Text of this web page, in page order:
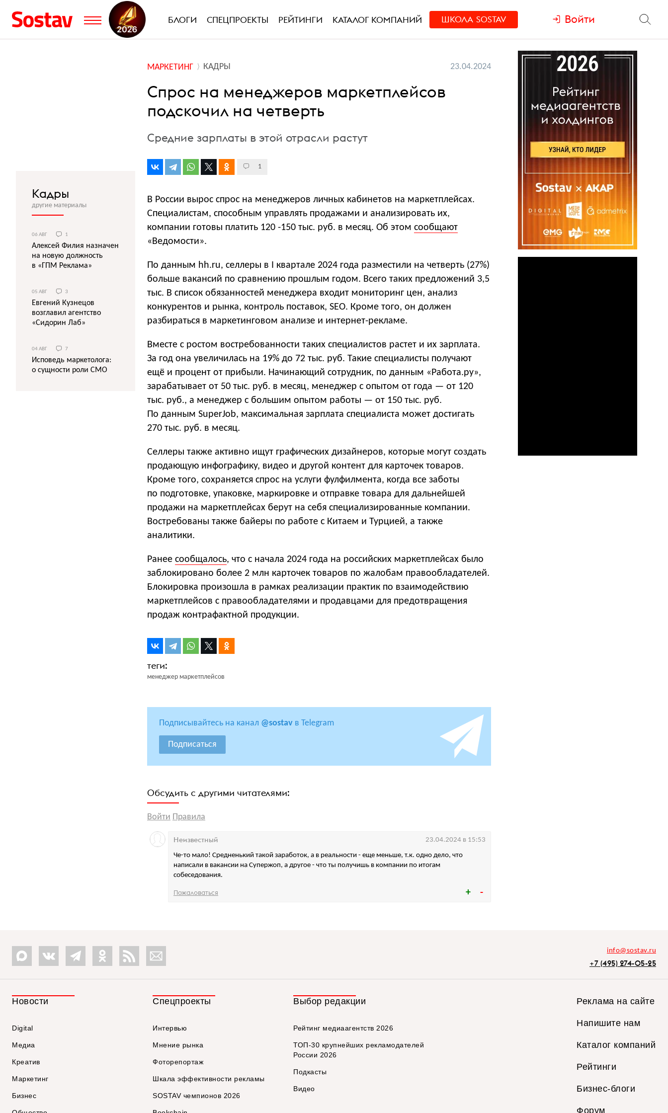
БЛОГИ СПЕЦПРОЕКТЫ РЕЙТИНГИ КАТАЛОГ КОМПАНИЙ ШКОЛА SOSTAV Войти
МАРКЕТИНГ КАДРЫ 23.04.2024
Спрос на менеджеров маркетплейсов
подскочил на четверть
Средние зарплаты в этой отрасли растут
1
В России вырос спрос на менеджеров личных кабинетов на маркетплейсах.
Специалистам, способным управлять продажами и анализировать их,
компании готовы платить 120 -150 тыс. руб. в месяц. Об этом сообщают
«Ведомости».
По данным hh.ru, селлеры в I квартале 2024 года разместили на четверть (27%)
больше вакансий по сравнению прошлым годом. Всего таких предложений 3,5
тыс. В список обязанностей менеджера входит мониторинг цен, анализ
конкурентов и рынка, контроль поставок, SEO. Кроме того, он должен
разбираться в маркетинговом анализе и интернет-рекламе.
Вместе с ростом востребованности таких специалистов растет и их зарплата.
За год она увеличилась на 19% до 72 тыс. руб. Такие специалисты получают
ещё и процент от прибыли. Начинающий сотрудник, по данным «Работа.ру»,
зарабатывает от 50 тыс. руб. в месяц, менеджер с опытом от года — от 120
тыс. руб., а менеджер с большим опытом работы — от 150 тыс. руб.
По данным SuperJob, максимальная зарплата специалиста может достигать
270 тыс. руб. в месяц.
Селлеры также активно ищут графических дизайнеров, которые могут создать
продающую инфографику, видео и другой контент для карточек товаров.
Кроме того, сохраняется спрос на услуги фулфилмента, когда все заботы
по подготовке, упаковке, маркировке и отправке товара для дальнейшей
продажи на маркетплейсах берут на себя специализированные компании.
Востребованы также байеры по работе с Китаем и Турцией, а также
аналитики.
Ранее сообщалось, что с начала 2024 года на российских маркетплейсах было
заблокировано более 2 млн карточек товаров по жалобам правообладателей.
Блокировка произошла в рамках реализации практик по взаимодействию
маркетплейсов с правообладателями и продавцами для предотвращения
продаж контрафактной продукции.
менеджер маркетплейсов
Подписывайтесь на канал @sostav в Telegram
Подписаться
Обсудить с другими читателями:
Войти Правила
Че-то мало! Средненький такой заработок, а в реальности - еще меньше, т.к. одно дело, что
написали в вакансии на Супержоп, а другое - что ты получишь в компании по итогам
собеседования.
Неизвестный 23.04.2024 в 15:53
Пожаловаться
Кадры
другие материалы
06 АВГ 1
Алексей Филия назначен
на новую должность
в «ГПМ Реклама»
05 АВГ 3
Евгений Кузнецов
возглавил агентство
«Сидорин Лаб»
04 АВГ 7
Исповедь маркетолога:
о сущности роли СМО
info@sostav.ru
+7 (495) 274-05-25
Новости
Digital
Медиа
Креатив
Маркетинг
Бизнес
Спецпроекты
Интервью
Мнение рынка
Фоторепортаж
Шкала эффективности рекламы
SOSTAV чемпионов 2026
Выбор редакции
Рейтинг медиаагентств 2026
ТОП-30 крупнейших рекламодателей
России 2026
Подкасты
Видео
Реклама на сайте
Напишите нам
Каталог компаний
Рейтинги
Бизнес-блоги
Форум